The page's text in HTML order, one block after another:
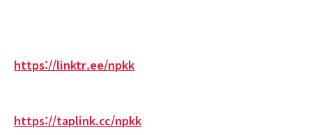
https://linktr.ee/npkk
https://taplink.cc/npkk